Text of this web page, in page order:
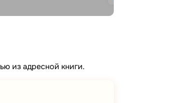
из адресной книги.